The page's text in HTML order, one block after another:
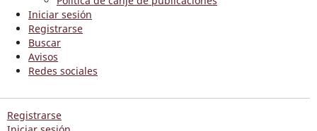
Iniciar sesión
Registrarse
Buscar
Avisos
Redes sociales
Registrarse